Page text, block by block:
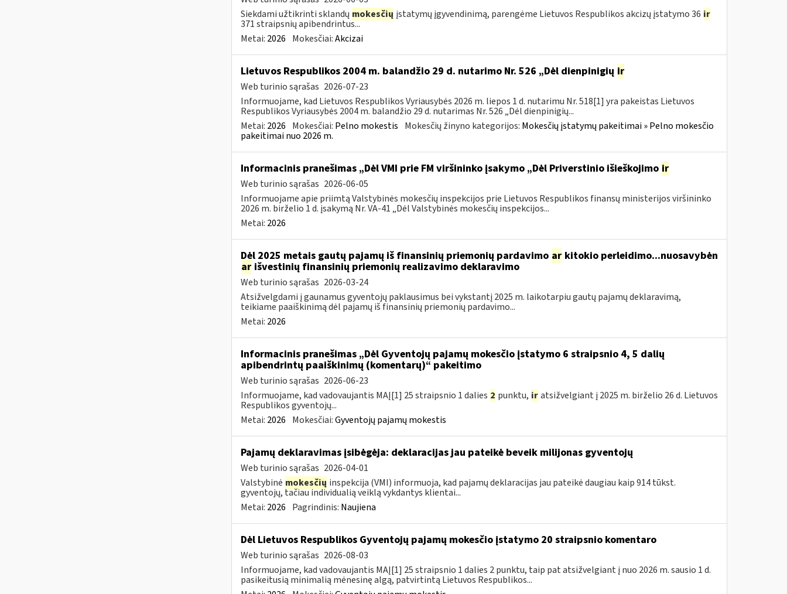
Siekdami užtikrinti sklandų mokesčių įstatymų įgyvendinimą, parengėme Lietuvos Respublikos akcizų įstatymo 36 ir
371 straipsnių apibendrintus...
Metai: 2026 Mokesčiai:Akcizai
Lietuvos Respublikos 2004 m. balandžio 29 d. nutarimo Nr. 526 „Dėl dienpinigių ir
Web turinio sąrašas 2026-07-23
Informuojame, kad Lietuvos Respublikos Vyriausybės 2026 m. liepos 1 d. nutarimu Nr. 518[1] yra pakeistas Lietuvos
Respublikos Vyriausybės 2004 m. balandžio 29 d. nutarimas Nr. 526 „Dėl dienpinigių...
Metai: 2026 Mokesčiai: Pelno mokestis Mokesčių žinyno kategorijos: Mokesčių įstatymų pakeitimai » Pelno mokesčio
pakeitimai nuo 2026 m.
Informacinis pranešimas „Dėl VMI prie FM viršininko įsakymo „Dėl Priverstinio išieškojimo ir
Web turinio sąrašas 2026-06-05
Informuojame apie priimtą Valstybinės mokesčių inspekcijos prie Lietuvos Respublikos finansų ministerijos viršininko
2026 m. birželio 1 d. įsakymą Nr. VA-41 „Dėl Valstybinės mokesčių inspekcijos...
Metai: 2026
Dėl 2025 metais gautų pajamų iš finansinių priemonių pardavimo arkitokio perleidimo...nuosavybėn
arišvestinių finansinių priemonių realizavimo deklaravimo
Web turinio sąrašas 2026-03-24
Atsižvelgdami į gaunamus gyventojų paklausimus bei vykstantį 2025 m. laikotarpiu gautų pajamų deklaravimą,
teikiame paaiškinimą dėl pajamų iš finansinių priemonių pardavimo...
Metai: 2026
Informacinis pranešimas „Dėl Gyventojų pajamų mokesčio įstatymo 6 straipsnio 4, 5 dalių
apibendrintų paaiškinimų (komentarų)“ pakeitimo
Web turinio sąrašas 2026-06-23
Informuojame, kad vadovaujantis MAĮ[1] 25 straipsnio 1 dalies 2 punktu, ir atsižvelgiant į 2025 m. birželio 26 d. Lietuvos
Respublikos gyventojų...
Metai: 2026 Mokesčiai:Gyventojų pajamų mokestis
Pajamų deklaravimas įsibėgėja: deklaracijas jau pateikė beveik milijonas gyventojų
Web turinio sąrašas 2026-04-01
Valstybinė mokesčių inspekcija (VMI) informuoja, kad pajamų deklaracijas jau pateikė daugiau kaip 914 tūkst.
gyventojų, tačiau individualią veiklą vykdantys klientai...
Metai: 2026 Pagrindinis: Naujiena
Dėl Lietuvos Respublikos Gyventojų pajamų mokesčio įstatymo 20 straipsnio komentaro
Web turinio sąrašas 2026-08-03
Informuojame, kad vadovaujantis MAĮ[1] 25 straipsnio 1 dalies 2 punktu, taip pat atsižvelgiant į nuo 2026 m. sausio 1 d.
pasikeitusią minimalią mėnesinę algą, patvirtintą Lietuvos Respublikos...